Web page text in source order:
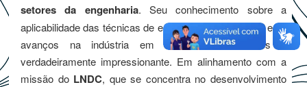
setores da engenharia. Seu conhecimento sobre a
aplicabilidade das técnicas de ensaios não destrutivos e os
avanços na indústria em diferentes continentes é
verdadeiramente impressionante. Em alinhamento com a
missão do LNDC, que se concentra no desenvolvimento